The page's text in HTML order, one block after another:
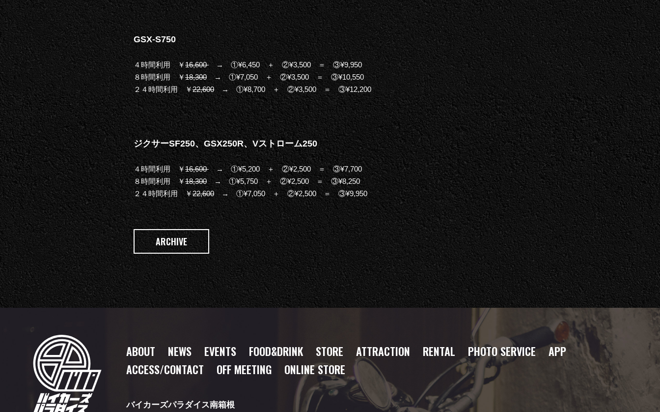
GSX-S750
４時間利用 ￥16,600 → ①¥6,450 ＋ ②¥3,500 ＝ ③¥9,950
８時間利用 ￥18,300→ ①¥7,050 ＋ ②¥3,500 ＝ ③¥10,550
２４時間利用 ￥22,600→ ①¥8,700 ＋ ②¥3,500 ＝ ③¥12,200
ジクサーSF250、GSX250R、Vストローム250
４時間利用 ￥16,600→ ①¥5,200 ＋ ②¥2,500 ＝ ③¥7,700
８時間利用 ￥18,300→ ①¥5,750 ＋ ②¥2,500 ＝ ③¥8,250
２４時間利用 ￥22,600→ ①¥7,050 ＋ ②¥2,500 ＝ ③¥9,950
ARCHIVE
ABOUT NEWS EVENTS FOOD&DRINK STORE ATTRACTION RENTAL PHOTO SERVICE
APP
ACCESS/CONTACT
OFF MEETING ONLINE STORE
バイカーズパラダイス南箱根